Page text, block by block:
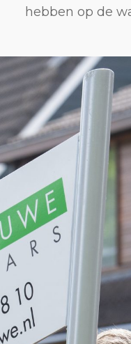
hebben op de